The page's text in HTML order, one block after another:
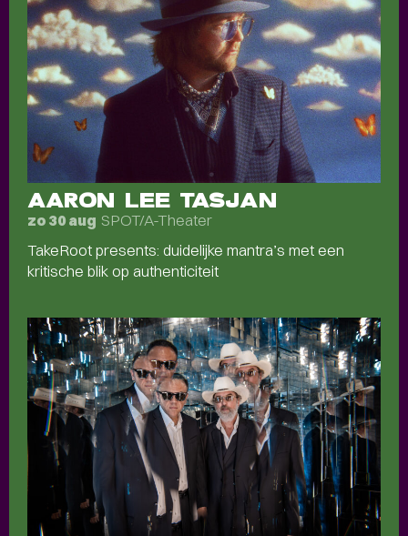
AARON LEE TASJAN
zo 30 aug SPOT/A-Theater
TakeRoot presents: duidelijke mantra’s met een
kritische blik op authenticiteit